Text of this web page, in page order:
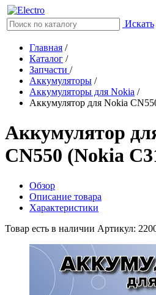
Искать
Главная /
Каталог /
Запчасти /
Аккумуляторы /
Аккумуляторы для Nokia /
Аккумулятор для Nokia
Аккумулятор
CN550 (Nokia
Обзор
Описание товара
Характеристики
Товар есть в наличии Артикул: